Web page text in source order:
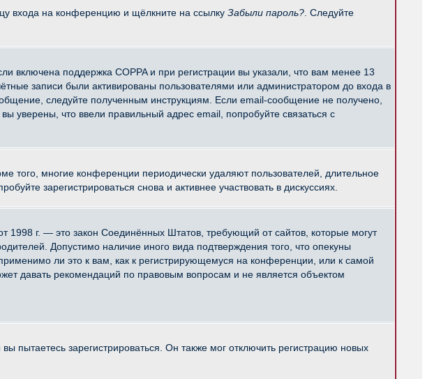
входа на конференцию и щёлкните на ссылку Забыли пароль? . Следуйте
включена поддержка COPPA и при регистрации вы указали, что вам менее 13
записи были активированы пользователями или администратором до входа в
следуйте полученным инструкциям. Если email-сообщение не получено,
уверены, что ввели правильный адрес email, попробуйте связаться с
того, многие конференции периодически удаляют пользователей, длительное
зарегистрироваться снова и активнее участвовать в дискуссиях.
1998 г. — это закон Соединённых Штатов, требующий от сайтов, которые могут
Допустимо наличие иного вида подтверждения того, что опекуны
ли это к вам, как к регистрирующемуся на конференции, или к самой
давать рекомендаций по правовым вопросам и не является объектом
зарегистрироваться. Он также мог отключить регистрацию новых